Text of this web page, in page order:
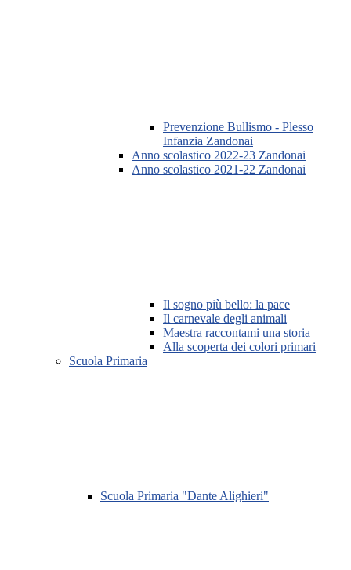
Prevenzione Bullismo - Plesso
Infanzia Zandonai
Anno scolastico 2022-23 Zandonai
Anno scolastico 2021-22 Zandonai
Il sogno più bello: la pace
Il carnevale degli animali
Maestra raccontami una storia
Alla scoperta dei colori primari
Scuola Primaria
Scuola Primaria "Dante Alighieri"